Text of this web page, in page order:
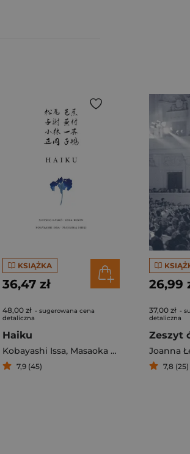
KSIĄŻKA
36,47 zł
48,00 zł - sugerowana cena
detaliczna
Haiku
Kobayashi Issa, Masaoka Shiki Matsuo
7,9 (45)
26,99
37,00 zł -
detaliczna
Zeszyt
Joanna
7,8 (25)